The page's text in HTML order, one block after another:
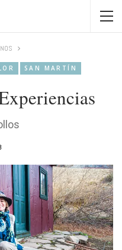
SAN MARTÍN